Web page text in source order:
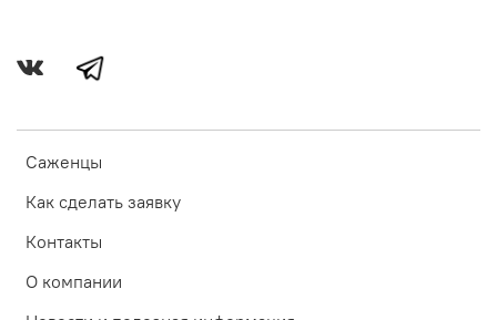
Саженцы
Как сделать заявку
Контакты
О компании